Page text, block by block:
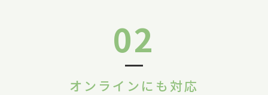
02
オンラインにも対応